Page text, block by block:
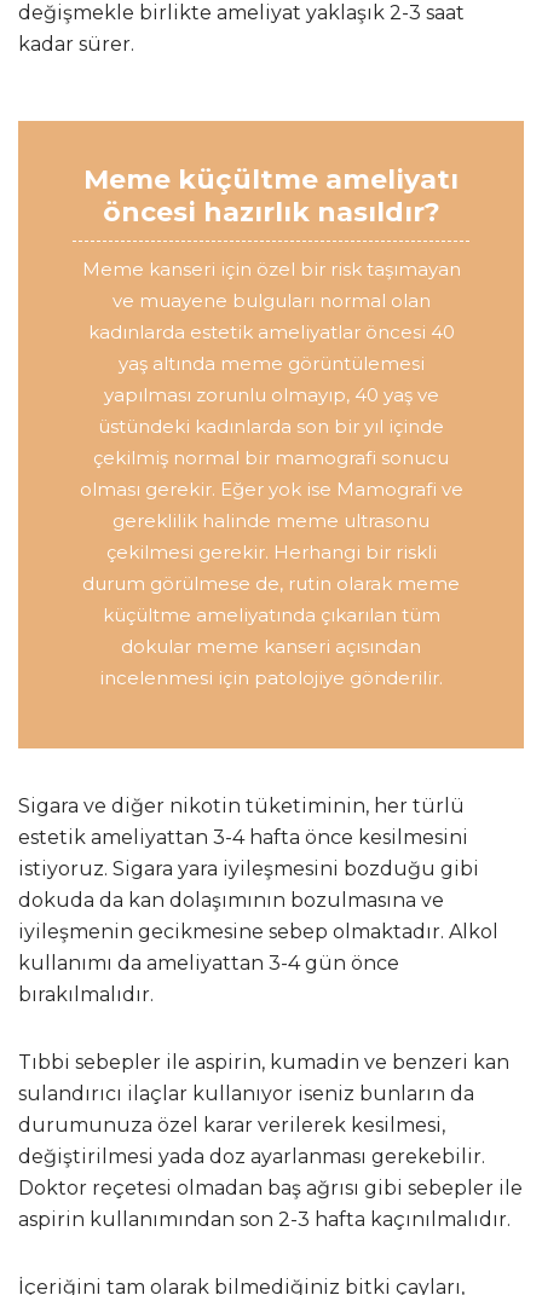
değişmekle birlikte ameliyat yaklaşık 2-3 saat
kadar sürer.
Meme küçültme ameliyatı
öncesi hazırlık nasıldır?
Meme kanseri için özel bir risk taşımayan
ve muayene bulguları normal olan
kadınlarda estetik ameliyatlar öncesi 40
yaş altında meme görüntülemesi
yapılması zorunlu olmayıp, 40 yaş ve
üstündeki kadınlarda son bir yıl içinde
çekilmiş normal bir mamografi sonucu
olması gerekir. Eğer yok ise Mamografi ve
gereklilik halinde meme ultrasonu
çekilmesi gerekir. Herhangi bir riskli
durum görülmese de, rutin olarak meme
küçültme ameliyatında çıkarılan tüm
dokular meme kanseri açısından
incelenmesi için patolojiye gönderilir.
Sigara ve diğer nikotin tüketiminin, her türlü
estetik ameliyattan 3-4 hafta önce kesilmesini
istiyoruz. Sigara yara iyileşmesini bozduğu gibi
dokuda da kan dolaşımının bozulmasına ve
iyileşmenin gecikmesine sebep olmaktadır. Alkol
kullanımı da ameliyattan 3-4 gün önce
bırakılmalıdır.
Tıbbi sebepler ile aspirin, kumadin ve benzeri kan
sulandırıcı ilaçlar kullanıyor iseniz bunların da
durumunuza özel karar verilerek kesilmesi,
değiştirilmesi yada doz ayarlanması gerekebilir.
Doktor reçetesi olmadan baş ağrısı gibi sebepler ile
aspirin kullanımından son 2-3 hafta kaçınılmalıdır.
İçeriğini tam olarak bilmediğiniz bitki çayları,